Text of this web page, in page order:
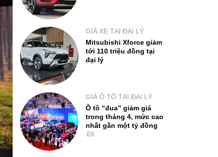
GIÁ XE TẠI ĐẠI LÝ
Mitsubishi Xforce giảm
tới 110 triệu đồng tại
đại lý
GIÁ Ô TÔ TẠI ĐẠI LÝ
Ô tô “đua” giảm giá
trong tháng 4, mức cao
nhất gần một tỷ đồng